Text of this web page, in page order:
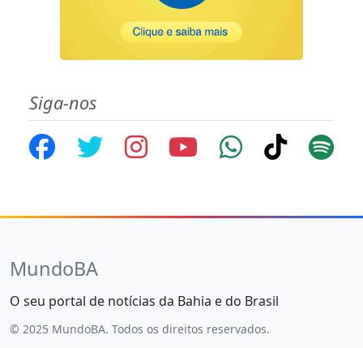
Siga-nos
MundoBA
O seu portal de notícias da Bahia e do Brasil
© 2025 MundoBA. Todos os direitos reservados.